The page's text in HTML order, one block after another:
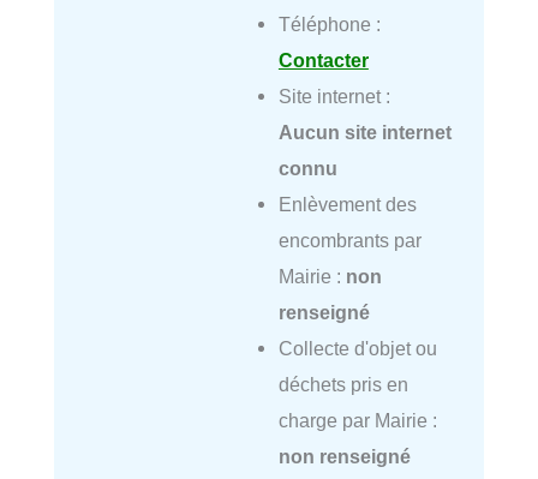
Téléphone :
Contacter
Site internet :
Aucun site internet
connu
Enlèvement des
encombrants par
Mairie : non
renseigné
Collecte d'objet ou
déchets pris en
charge par Mairie :
non renseigné